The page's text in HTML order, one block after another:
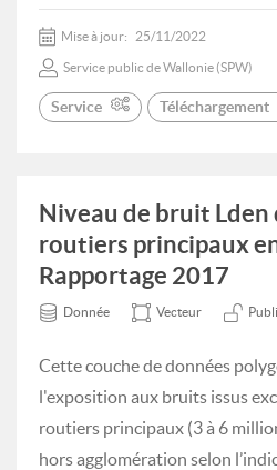
Mise à jour: 25/11/2022
Service public de Wallonie (SPW)
Service Téléchargement
Niveau de bruit Lden
routiers principaux
Rapportage 2017
Donnée Vecteur
Cette couche de données
l'exposition aux bruits issus
routiers principaux (3 à 6
hors agglomération selon